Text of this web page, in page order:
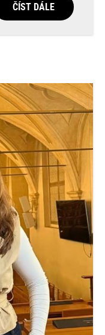
ČÍST DÁLE